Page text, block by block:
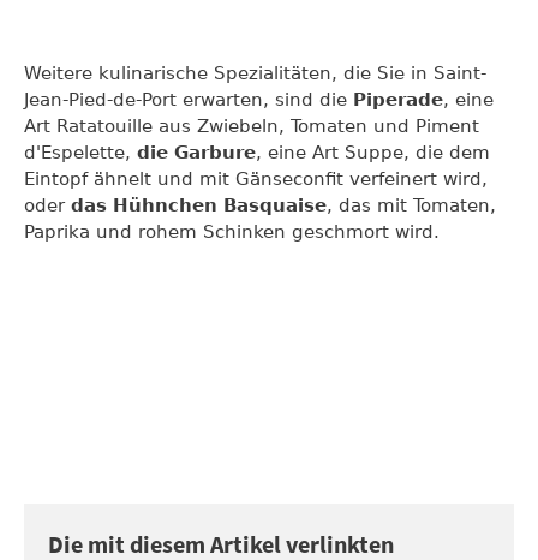
Weitere kulinarische Spezialitäten, die Sie in Saint-
Jean-Pied-de-Port erwarten, sind die Piperade, eine
Art Ratatouille aus Zwiebeln, Tomaten und Piment
d'Espelette, die Garbure, eine Art Suppe, die dem
Eintopf ähnelt und mit Gänseconfit verfeinert wird,
oder das Hühnchen Basquaise, das mit Tomaten,
Paprika und rohem Schinken geschmort wird.
Die mit diesem Artikel verlinkten